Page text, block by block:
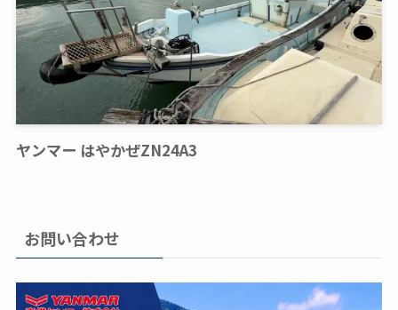
ヤンマー はやかぜZN24A3
お問い合わせ